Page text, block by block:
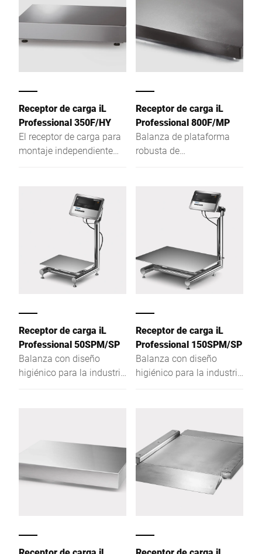
construcción de altura
reducida.
Receptor de carga iL
Professional 350F/HY
El receptor de carga para
montaje independiente
dos graduaciones o de
graduación múltiple por
la alta resolución del
campo de pesaje y su
construcción de altura
reducida.
Receptor de carga iL
Professional 800F/MP
Balanza de plataforma
robusta de
plataforma de pesaje de
tan solo 81 mm
Receptor de carga iL
Professional 50SPM/SP
Balanza con diseño
higiénico para la industria
Receptor de carga iL
Professional 150SPM/SP
Balanza con diseño
higiénico para la industria